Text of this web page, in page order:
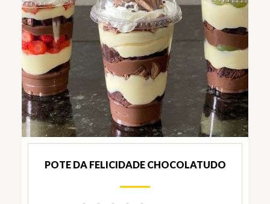
POTE DA FELICIDADE CHOCOLATUDO